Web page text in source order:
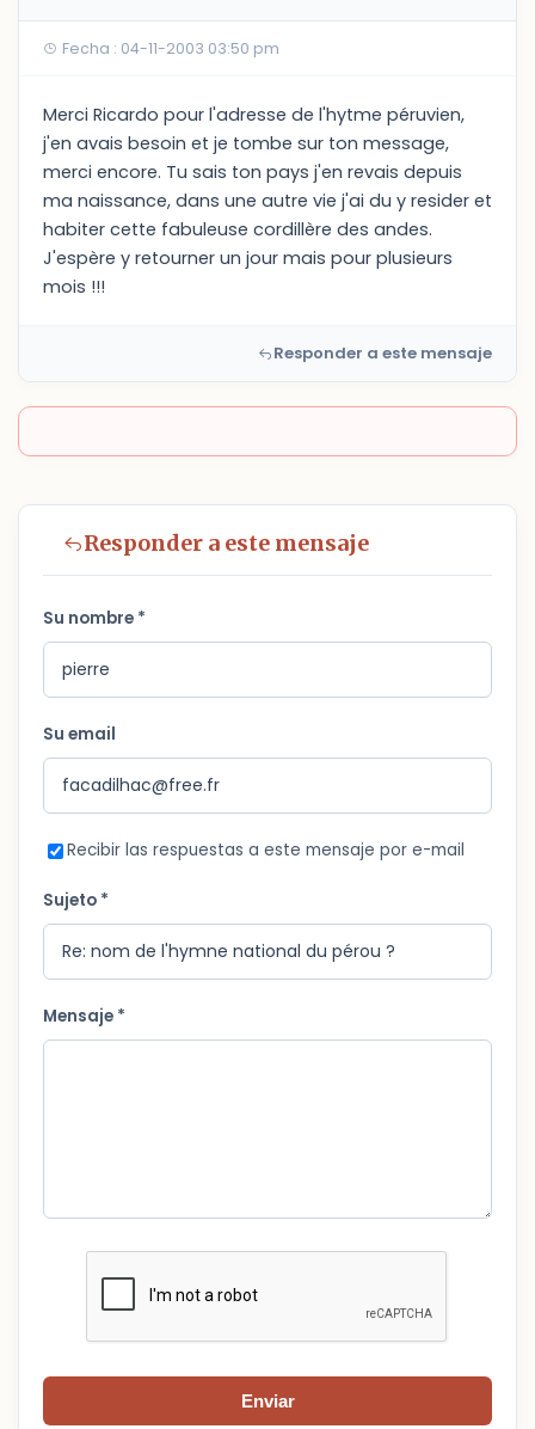
Fecha : 04-11-2003 03:50 pm
Merci Ricardo pour l'adresse de l'hytme péruvien,
j'en avais besoin et je tombe sur ton message,
merci encore. Tu sais ton pays j'en revais depuis
ma naissance, dans une autre vie j'ai du y resider et
habiter cette fabuleuse cordillère des andes.
J'espère y retourner un jour mais pour plusieurs
mois !!!
Responder a este mensaje
Responder a este mensaje
Su nombre *
Su email
Recibir las respuestas a este mensaje por e-mail
Sujeto *
Mensaje *
Enviar